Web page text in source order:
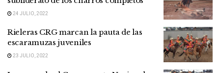
24 JULIO, 2022
Rieleras CRG marcan la pauta de las
escaramuzas juveniles
23 JULIO, 2022